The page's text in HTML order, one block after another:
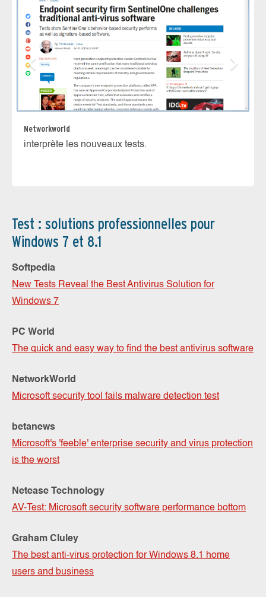
Networkworld
interprète les nouveaux tests.
Test : solutions professionnelles pour
Windows 7 et 8.1
Softpedia
New Tests Reveal the Best Antivirus Solution for
Windows 7
PC World
The quick and easy way to find the best antivirus software
NetworkWorld
Microsoft security tool fails malware detection test
betanews
Microsoft's 'feeble' enterprise security and virus protection
is the worst
Netease Technology
AV-Test: Microsoft security software performance bottom
Graham Cluley
The best anti-virus protection for Windows 8.1 home
users and business